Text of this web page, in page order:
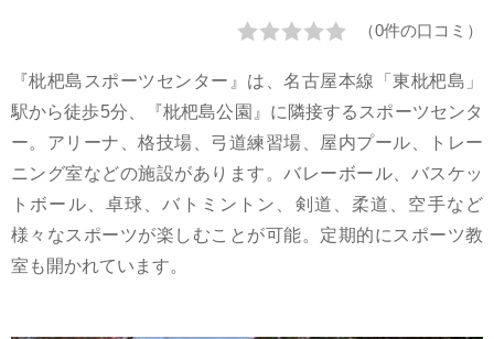
（0件の口コミ）
『枇杷島スポーツセンター』は、名古屋本線「東枇杷島」
駅から徒歩5分、『枇杷島公園』に隣接するスポーツセンタ
ー。アリーナ、格技場、弓道練習場、屋内プール、トレー
ニング室などの施設があります。バレーボール、バスケッ
トボール、卓球、バトミントン、剣道、柔道、空手など
様々なスポーツが楽しむことが可能。定期的にスポーツ教
室も開かれています。